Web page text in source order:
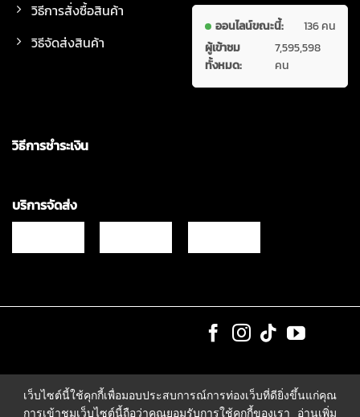
วิธีการสั่งซื้อสินค้า
วิธีจัดส่งสินค้า
ออนไลน์ขณะนี้:
136 คน
ผู้เข้าชม
ทั้งหมด:
7,595,598
คน
วิธีการชำระเงิน
บริการจัดส่ง
เว็บไซต์นี้ใช้คุกกี้เพื่อมอบประสบการณ์การท่องเว็บที่ดียิ่งขึ้นแก่คุณ
การเข้าชมเว็บไซต์นี้ถือว่าคุณยอมรับการใช้คุกกี้ของเรา
อ่านเพิ่ม